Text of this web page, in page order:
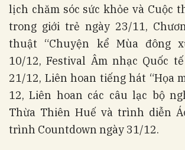
lịch chăm sóc sức khỏe và Cuộc
trong giới trẻ ngày 23/11,
thuật “Chuyện kể Mùa đông
10/12, Festival Âm nhạc Quốc
21/12, Liên hoan tiếng hát “Họa
12, Liên hoan các câu lạc bộ
Thừa Thiên Huế và trình diễn
trình Countdown ngày 31/12.